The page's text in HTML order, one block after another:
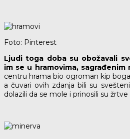
Foto: Pinterest
Ljudi toga doba su obožavali
im se u hramovima, sagrađenim
centru hrama bio ogroman kip
a čuvari ovih zdanja bili su
dolazili da se mole i prinosili su